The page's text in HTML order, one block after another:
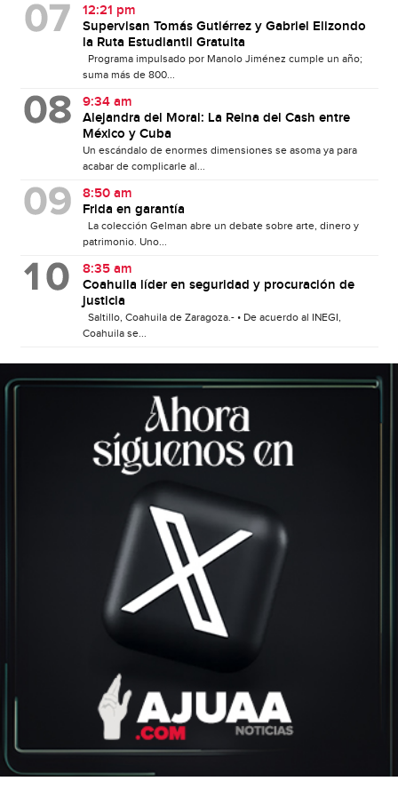
12:21 pm
Supervisan Tomás Gutiérrez y Gabriel Elizondo
la Ruta Estudiantil Gratuita
Programa impulsado por Manolo Jiménez cumple un año;
suma más de 800...
9:34 am
Alejandra del Moral: La Reina del Cash entre
México y Cuba
Un escándalo de enormes dimensiones se asoma ya para
acabar de complicarle al...
8:50 am
Frida en garantía
La colección Gelman abre un debate sobre arte, dinero y
patrimonio. Uno...
8:35 am
Coahuila líder en seguridad y procuración de
justicia
Saltillo, Coahuila de Zaragoza.- • De acuerdo al INEGI,
Coahuila se...